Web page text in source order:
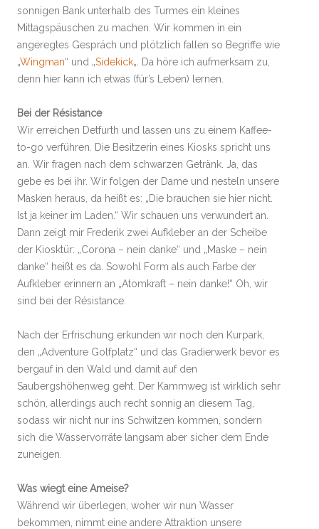
sonnigen Bank unterhalb des Turmes ein kleines
Mittagspäuschen zu machen. Wir kommen in ein
angeregtes Gespräch und plötzlich fallen so Begriffe wie
„Wingman“ und „Sidekick„. Da höre ich aufmerksam zu,
denn hier kann ich etwas (für’s Leben) lernen.
Bei der Résistance
Wir erreichen Detfurth und lassen uns zu einem Kaffee-
to-go verführen. Die Besitzerin eines Kiosks spricht uns
an. Wir fragen nach dem schwarzen Getränk. Ja, das
gebe es bei ihr. Wir folgen der Dame und nesteln unsere
Masken heraus, da heißt es: „Die brauchen sie hier nicht.
Ist ja keiner im Laden.“ Wir schauen uns verwundert an.
Dann zeigt mir Frederik zwei Aufkleber an der Scheibe
der Kiosktür: „Corona – nein danke“ und „Maske – nein
danke“ heißt es da. Sowohl Form als auch Farbe der
Aufkleber erinnern an „Atomkraft – nein danke!“ Oh, wir
sind bei der Résistance.
Nach der Erfrischung erkunden wir noch den Kurpark,
den „Adventure Golfplatz“ und das Gradierwerk bevor es
bergauf in den Wald und damit auf den
Saubergshöhenweg geht. Der Kammweg ist wirklich sehr
schön, allerdings auch recht sonnig an diesem Tag,
sodass wir nicht nur ins Schwitzen kommen, sondern
sich die Wasservorräte langsam aber sicher dem Ende
zuneigen.
Was wiegt eine Ameise?
Während wir überlegen, woher wir nun Wasser
bekommen, nimmt eine andere Attraktion unsere